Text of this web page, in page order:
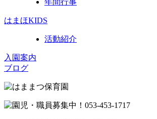
年間行事
はまほKIDS
活動紹介
入園案内
ブログ